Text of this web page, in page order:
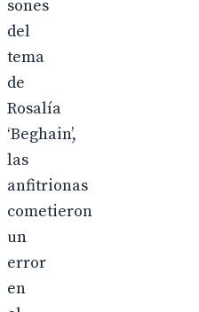
sones
del
tema
de
Rosalía
‘Beghain’,
las
anfitrionas
cometieron
un
error
en